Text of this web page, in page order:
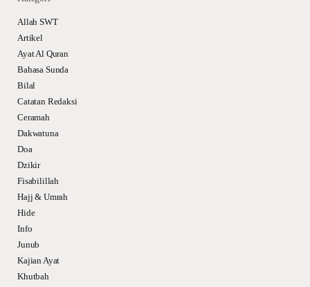
Allah SWT
Artikel
Ayat Al Quran
Bahasa Sunda
Bilal
Catatan Redaksi
Ceramah
Dakwatuna
Doa
Dzikir
Fisabilillah
Hajj & Umrah
Hide
Info
Junub
Kajian Ayat
Khutbah